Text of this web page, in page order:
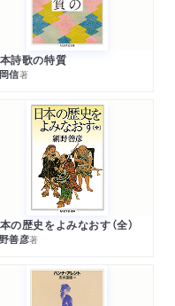
詩歌の特質
信著
の歴史をよみなおす（全）
善彦著